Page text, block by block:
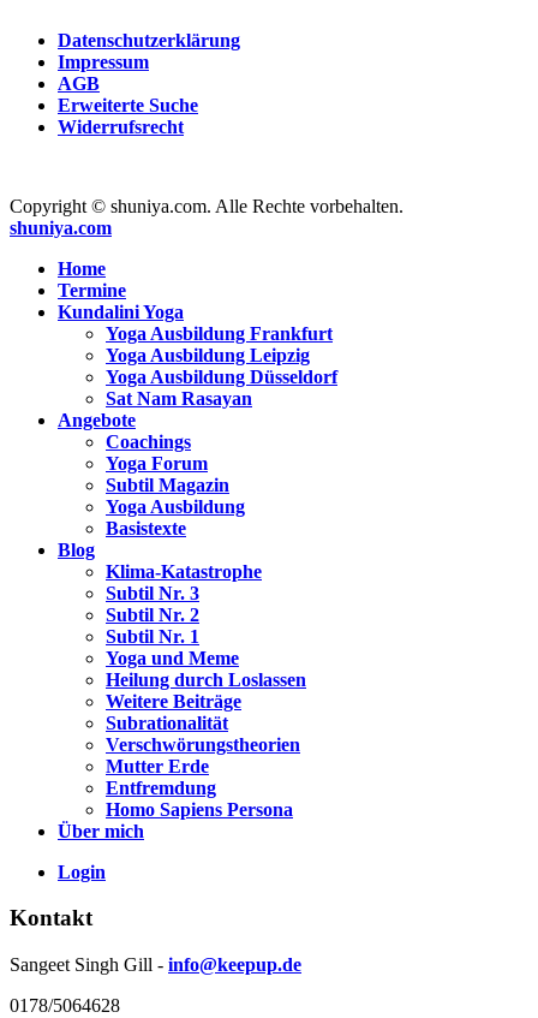
Datenschutzerklärung
Impressum
AGB
Erweiterte Suche
Widerrufsrecht
Copyright © shuniya.com. Alle Rechte vorbehalten.
shuniya.com
Home
Termine
Kundalini Yoga
Yoga Ausbildung Frankfurt
Yoga Ausbildung Leipzig
Yoga Ausbildung Düsseldorf
Sat Nam Rasayan
Angebote
Coachings
Yoga Forum
Subtil Magazin
Yoga Ausbildung
Basistexte
Blog
Klima-Katastrophe
Subtil Nr. 3
Subtil Nr. 2
Subtil Nr. 1
Yoga und Meme
Heilung durch Loslassen
Weitere Beiträge
Subrationalität
Verschwörungstheorien
Mutter Erde
Entfremdung
Homo Sapiens Persona
Über mich
Login
Kontakt
Sangeet Singh Gill - info@keepup.de
0178/5064628